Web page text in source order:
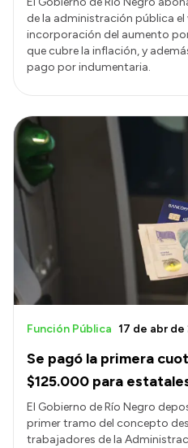
Login
de la administración pública el
incorporación del aumento
que cubre la inflación, y
pago por indumentaria.
Se pagó la primera
$125.000 para
Función Pública 17 de abr de
El Gobierno de Río Negro
primer tramo del concepto
trabajadores de la